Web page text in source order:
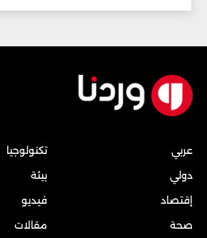
عربي
دولي
إقتصاد
صحة
تكنولوجيا
بيئة
فيديو
مقالات